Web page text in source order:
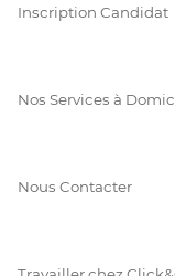
Inscription Candidat
Nos Services à
Nous Contacter